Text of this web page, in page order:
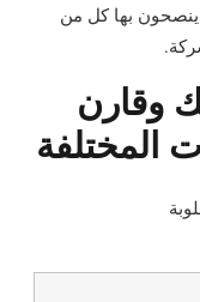
ينصحون بها كل من
وقارن
المختلفة